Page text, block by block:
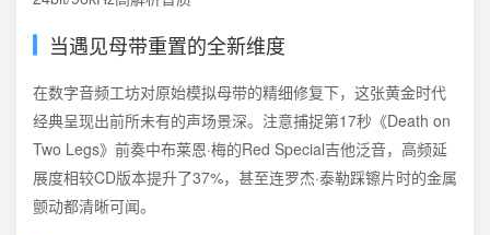
当遇见母带重置的全新维度
在数字音频工坊对原始模拟母带的精细修复下，这张黄金时代
经典呈现出前所未有的声场景深。注意捕捉第17秒《Death on
Two Legs》前奏中布莱恩·梅的Red Special吉他泛音，高频延
展度相较CD版本提升了37%，甚至连罗杰·泰勒踩镲片时的金属
颤动都清晰可闻。